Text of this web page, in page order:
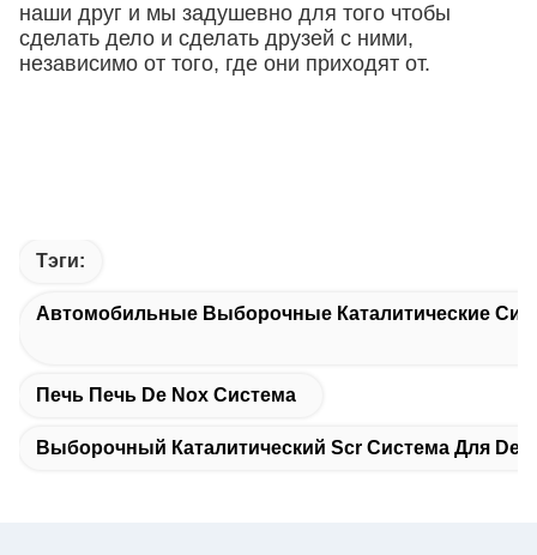
наши друг и мы задушевно для того чтобы
сделать дело и сделать друзей с ними,
независимо от того, где они приходят от.
Тэги:
Автомобильные Выборочные Каталитические
Печь Печь De Nox Система
Выборочный Каталитический Scr Система Для De